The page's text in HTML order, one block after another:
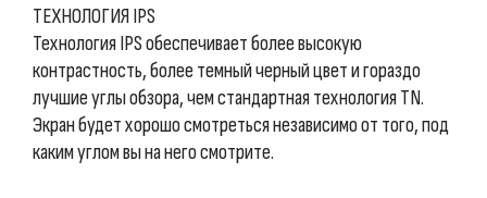
ТЕХНОЛОГИЯ IPS
Технология IPS обеспечивает более высокую
контрастность, более темный черный цвет и гораздо
лучшие углы обзора, чем стандартная технология TN.
Экран будет хорошо смотреться независимо от того, под
каким углом вы на него смотрите.